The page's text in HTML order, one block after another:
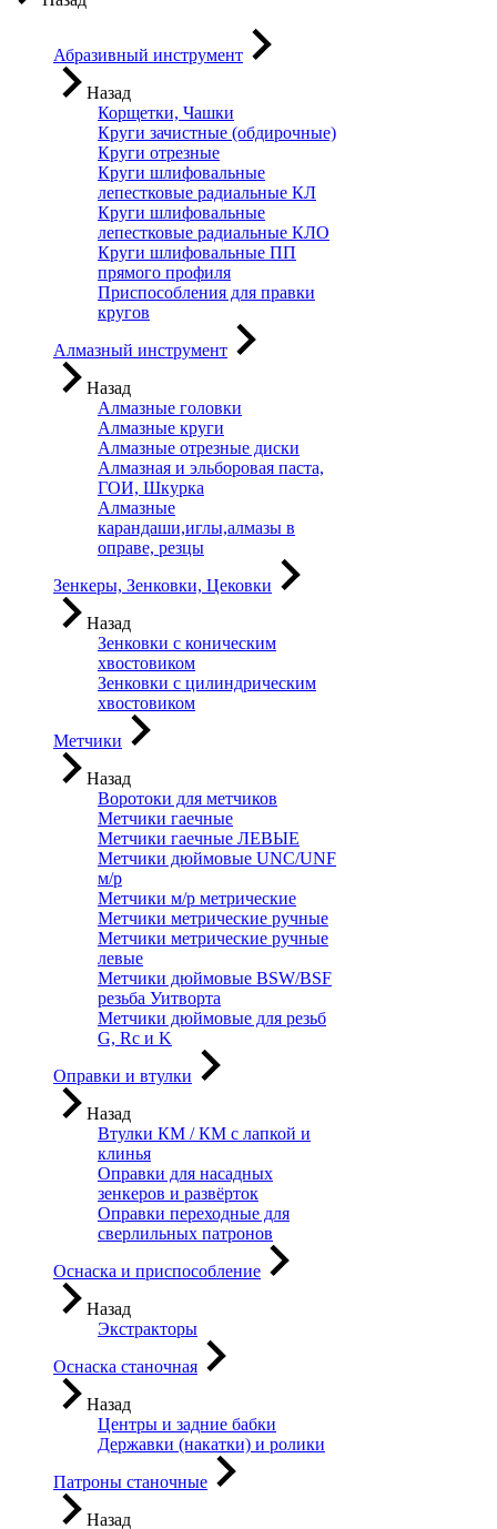
Абразивный инструмент
Назад
Корщетки, Чашки
Круги зачистные (обдирочные)
Круги отрезные
Круги шлифовальные
лепестковые радиальные КЛ
Круги шлифовальные
лепестковые радиальные КЛО
Круги шлифовальные ПП
прямого профиля
Приспособления для правки
кругов
Алмазный инструмент
Назад
Алмазные головки
Алмазные круги
Алмазные отрезные диски
Алмазная и эльборовая паста,
ГОИ, Шкурка
Алмазные
карандаши,иглы,алмазы в
оправе, резцы
Зенкеры, Зенковки, Цековки
Назад
Зенковки с коническим
хвостовиком
Зенковки с цилиндрическим
хвостовиком
Метчики
Назад
Воротоки для метчиков
Метчики гаечные
Метчики гаечные ЛЕВЫЕ
Метчики дюймовые UNC/UNF
м/р
Метчики м/р метрические
Метчики метрические ручные
Метчики метрические ручные
левые
Метчики дюймовые BSW/BSF
резьба Уитворта
Метчики дюймовые для резьб
G, Rc и K
Оправки и втулки
Назад
Втулки КМ / КМ с лапкой и
клинья
Оправки для насадных
зенкеров и развёрток
Оправки переходные для
сверлильных патронов
Оснаска и приспособление
Назад
Экстракторы
Оснаска станочная
Назад
Центры и задние бабки
Державки (накатки) и ролики
Патроны станочные
Назад